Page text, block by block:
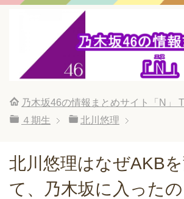
乃木坂46の情報まとめサイト「N」
４期生
北川悠理
北川悠理はなぜAKB
て、乃木坂に入った